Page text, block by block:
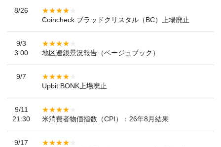
8/26
Coincheck:ブラッドクリスタル（BC）上場廃止
9/3
3:00
地区連銀景況報告（ベージュブック）
9/7
Upbit:BONK上場廃止
9/11
21:30
米消費者物価指数（CPI）：26年8月結果
9/17